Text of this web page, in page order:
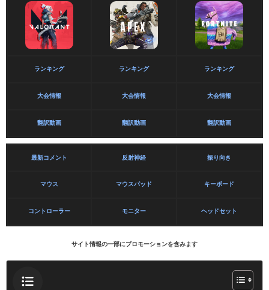
ランキング ランキング ランキング
大会情報 大会情報 大会情報
翻訳動画 翻訳動画 翻訳動画
最新コメント 反射神経 振り向き
マウス マウスパッド キーボード
コントローラー モニター ヘッドセット
サイト情報の一部にプロモーションを含みます